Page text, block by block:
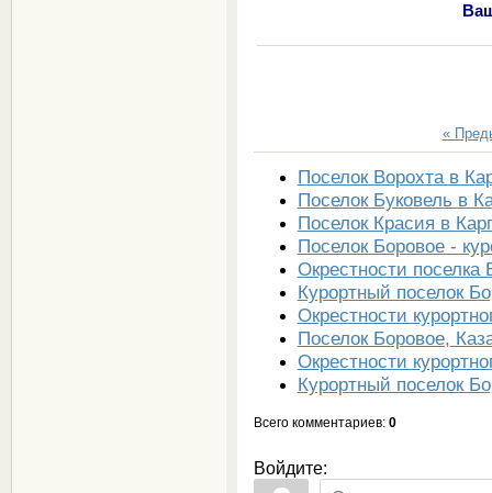
«
Поселок Ворохта в
Поселок Буковель в
Поселок Красия в
Поселок Боровое -
Окрестности поселка
Курортный поселок
Окрестности
Поселок Боровое,
Окрестности
Курортный поселок
Всего комментариев: 0
Войдите: